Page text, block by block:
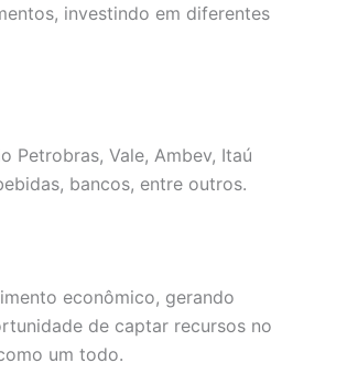
investindo em diferentes
Petrobras, Vale, Ambev, Itaú
bancos, entre outros.
econômico, gerando
de captar recursos no
um todo.